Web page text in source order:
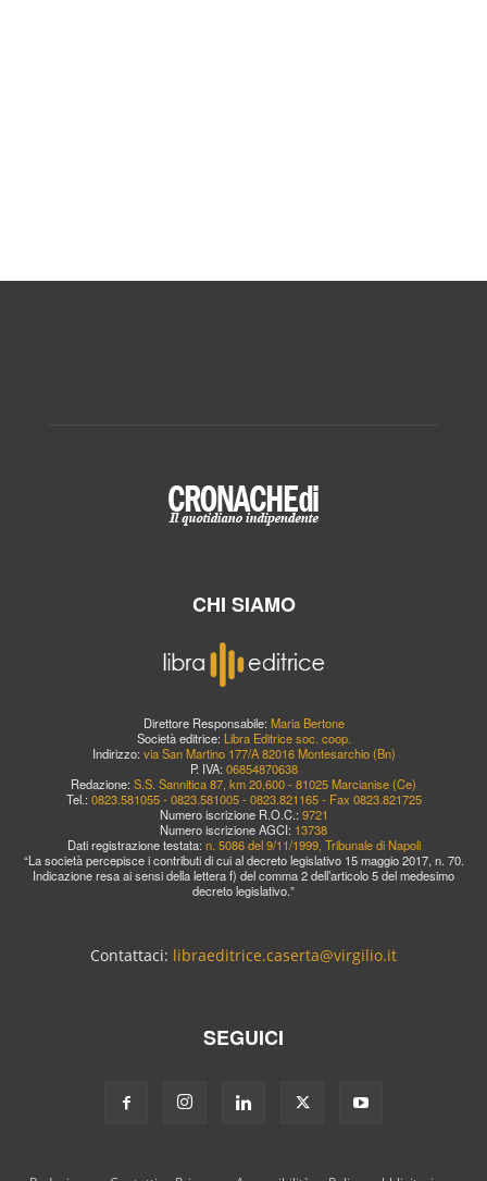
CHI SIAMO
Direttore Responsabile: Maria Bertone
Società editrice: Libra Editrice soc. coop.
Indirizzo: via San Martino 177/A 82016 Montesarchio (Bn)
P. IVA: 06854870638
Redazione: S.S. Sannitica 87, km 20,600 - 81025 Marcianise (Ce)
Tel.: 0823.581055 - 0823.581005 - 0823.821165 - Fax 0823.821725
Numero iscrizione R.O.C.: 9721
Numero iscrizione AGCI: 13738
Dati registrazione testata: n. 5086 del 9/11/1999, Tribunale di Napoli
“La società percepisce i contributi di cui al decreto legislativo 15 maggio 2017, n. 70.
Indicazione resa ai sensi della lettera f) del comma 2 dell’articolo 5 del medesimo
decreto legislativo.”
Contattaci: libraeditrice.caserta@virgilio.it
SEGUICI